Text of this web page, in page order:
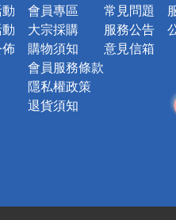
會員專區
大宗採購
購物須知
會員服務條款
隱私權政策
退貨須知
常見問題
服務公告
意見信箱